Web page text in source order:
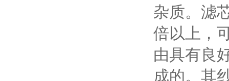
杂质。滤
倍以上，
由具有良
成的。其